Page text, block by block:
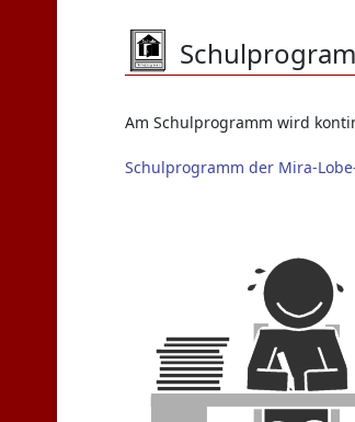
Am Schulprogramm wird
Schulprogramm der Mira-